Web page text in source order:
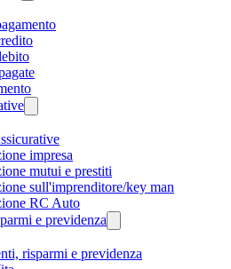
impresa
mutui e prestiti
sull'imprenditore/key man
RC Auto
e previdenza
risparmi e previdenza